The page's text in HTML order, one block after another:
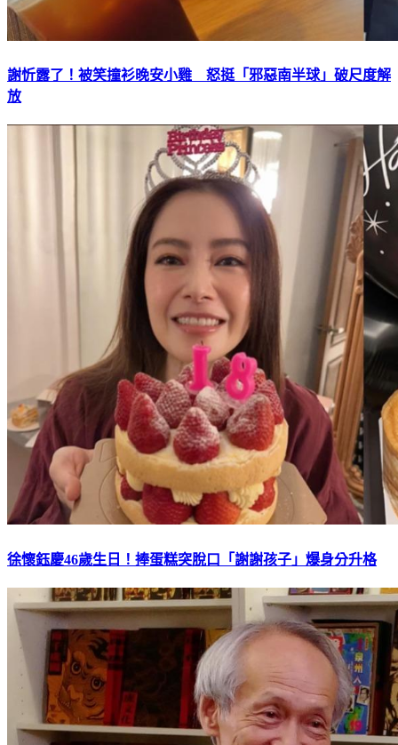
謝忻露了！被笑撞衫晚安小雞 怒挺「邪惡南半球」破尺度解
放
徐懷鈺慶46歲生日！捧蛋糕突脫口「謝謝孩子」爆身分升格